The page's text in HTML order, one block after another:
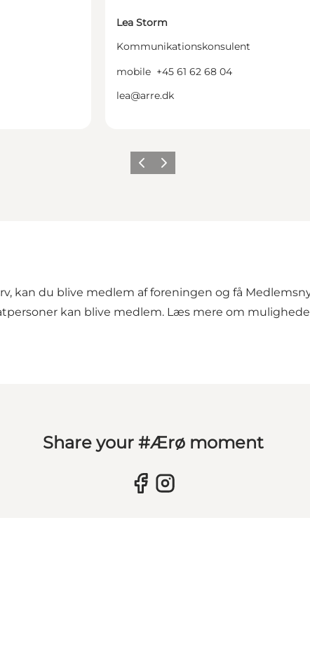
Lea Storm
Kommunikationskonsulent
mobile +45 61 62 68 04
lea@arre.dk
ForrigeNæste
kan du blive medlem af foreningen og få
kan blive medlem. Læs mere om
Share your #Ærø moment